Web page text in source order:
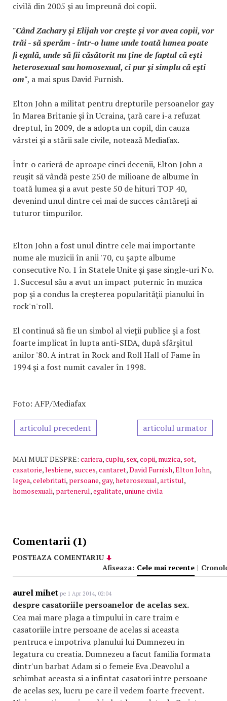
civilă din 2005 şi au împreună doi copii.
"Când Zachary şi Elijah vor creşte şi vor avea copii, vor
trăi - să sperăm - într-o lume unde toată lumea poate
fi egală, unde să fii căsătorit nu ţine de faptul că eşti
heterosexual sau homosexual, ci pur şi simplu că eşti
om", a mai spus David Furnish.
Elton John a militat pentru drepturile persoanelor gay
în Marea Britanie şi în Ucraina, ţară care i-a refuzat
dreptul, în 2009, de a adopta un copil, din cauza
vârstei şi a stării sale civile, notează Mediafax.
Într-o carieră de aproape cinci decenii, Elton John a
reuşit să vândă peste 250 de milioane de albume în
toată lumea şi a avut peste 50 de hituri TOP 40,
devenind unul dintre cei mai de succes cântăreţi ai
tuturor timpurilor.
Elton John a fost unul dintre cele mai importante
nume ale muzicii în anii '70, cu şapte albume
consecutive No. 1 în Statele Unite şi şase single-uri No.
1. Succesul său a avut un impact puternic în muzica
pop şi a condus la creşterea popularităţii pianului în
rock'n'roll.
El continuă să fie un simbol al vieţii publice şi a fost
foarte implicat în lupta anti-SIDA, după sfârşitul
anilor '80. A intrat în Rock and Roll Hall of Fame în
1994 şi a fost numit cavaler în 1998.
Foto: AFP/Mediafax
articolul precedent articolul urmator
MAI MULT DESPRE: cariera,cuplu, sex,copii, muzica, sot,
casatorie,lesbiene, succes,cantaret,David Furnish,Elton John,
legea,celebritati, persoane,gay,heterosexual,artistul,
homosexuali, partenerul,egalitate,uniune civila
Comentarii (1)
POSTEAZA COMENTARIU
Afiseaza: Cele mai recente |
aurel mihet pe 1 Apr 2014, 02:04
despre casatoriile persoanelor de acelas sex.
Cea mai mare plaga a timpului in care traim e
casatoriile intre persoane de acelas si aceasta
pentruca e impotriva planului lui Dumnezeu in
legatura cu creatia. Dumnezeu a facut familia formata
dintr'un barbat Adam si o femeie Eva .Deavolul a
schimbat aceasta si a infintat casatori intre persoane
de acelas sex, lucru pe care il vedem foarte frecvent.